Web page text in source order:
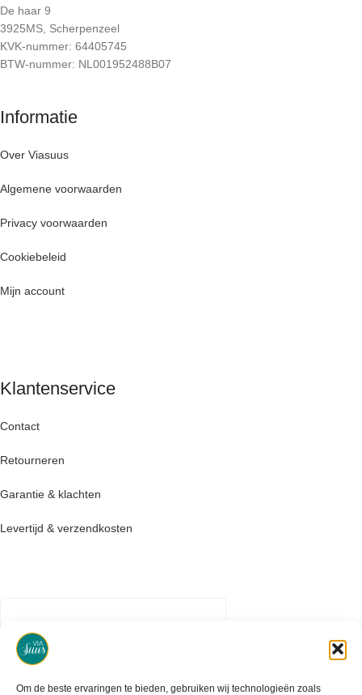
Om de beste ervaringen te bieden, gebruiken wij technologieën zoals
De haar 9
3925MS, Scherpenzeel
KVK-nummer: 64405745
BTW-nummer: NL001952488B07
Informatie
Over Viasuus
Algemene voorwaarden
Privacy voorwaarden
Cookiebeleid
Mijn account
Klantenservice
Contact
Retourneren
Garantie & klachten
Levertijd & verzendkosten